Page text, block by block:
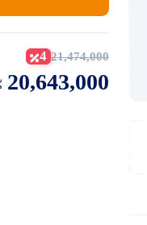
21,474,000
4
20,643,000